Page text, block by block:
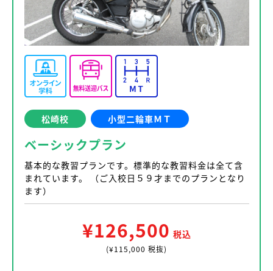
松崎校 小型二輪車ＭＴ
ベーシックプラン
基本的な教習プランです。標準的な教習料金は全て含
まれています。 （ご入校日５９才までのプランとなり
ます）
¥126,500 税込
(¥115,000 税抜)